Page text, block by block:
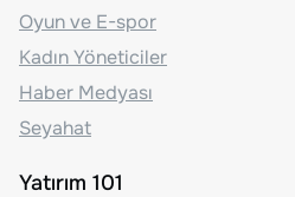
Oyun ve E-spor
Kadın Yöneticiler
Haber Medyası
Seyahat
Yatırım 101